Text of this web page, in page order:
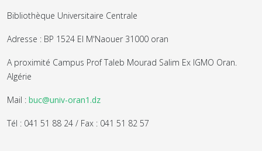
Bibliothèque Universitaire Centrale
Adresse : BP 1524 El M'Naouer 31000 oran
A proximité Campus Prof Taleb Mourad Salim Ex IGMO Oran.
Algérie
Mail : buc@univ-oran1.dz
Tél : 041 51 88 24 / Fax : 041 51 82 57